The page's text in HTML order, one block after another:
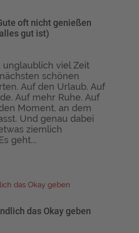
oft nicht genießen
gut ist)
viel Zeit
schönen
Auf den Urlaub. Auf
Auf mehr Ruhe. Auf
Moment, an dem
Und genau dabei
ziemlich
geht...
das Okay geben